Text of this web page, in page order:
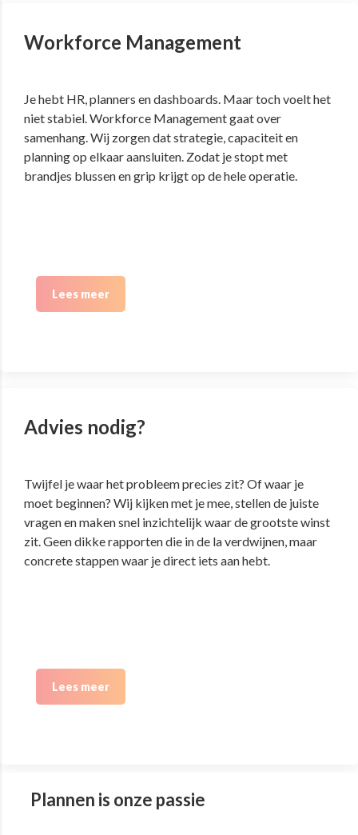
Workforce Management
Je hebt HR, planners en dashboards. Maar toch voelt het
niet stabiel. Workforce Management gaat over
samenhang. Wij zorgen dat strategie, capaciteit en
planning op elkaar aansluiten. Zodat je stopt met
brandjes blussen en grip krijgt op de hele operatie.
Lees meer
Advies nodig?
Twijfel je waar het probleem precies zit? Of waar je
moet beginnen? Wij kijken met je mee, stellen de juiste
vragen en maken snel inzichtelijk waar de grootste winst
zit. Geen dikke rapporten die in de la verdwijnen, maar
concrete stappen waar je direct iets aan hebt.
Lees meer
Plannen is onze passie